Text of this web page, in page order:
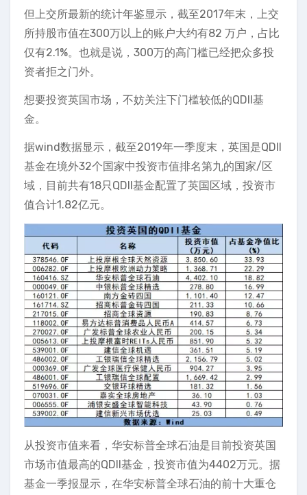
但上交所最新的统计年鉴显示，截至2017年末，上交
所持股市值在300万以上的账户大约有82 万户，占比
仅有2.1%。也就是说，300万的高门槛已经把众多投
资者拒之门外。
想要投资英国市场，不妨关注下门槛较低的QDII基
金。
据wind数据显示，截至2019年一季度末，英国是QDII
基金在境外32个国家中投资市值排名第九的国家/区
域，目前共有18只QDII基金配置了英国区域，投资市
值合计1.82亿元。
从投资市值来看，华安标普全球石油是目前投资英国
市场市值最高的QDII基金，投资市值为4402万元。据
基金一季报显示，在华安标普全球石油的前十大重仓